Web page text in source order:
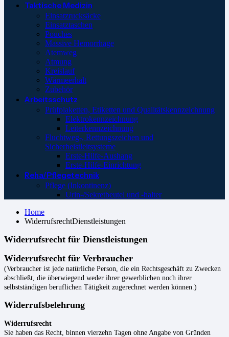
Taktische Medizin
Einsatzrucksäcke
Einsatztaschen
Pouches
Massive Hemorrhage
Atemweg
Atmung
Kreislauf
Wärmeerhalt
Zubehör
Arbeitsschutz
Prüfplaketten, Etiketten und Qualitätskennzeichnung
Elektrokennzeichnung
Leiterkennzeichnung
Fluchtweg-, Rettungszeichen und
Sicherheistleitsysteme
Erste-Hilfe-Aushang
Erste-Hilfe-Einrichtung
Reha/Pflegetechnik
Pflege (Inkontinenz)
Urin-/Sekretbeutel und -halter
Home
WiderrufsrechtDienstleistungen
WiderrufsrechtDienstleistungen
Widerrufsrecht für Dienstleistungen
Widerrufsrecht für Verbraucher
(Verbraucher ist jede natürliche Person, die ein Rechtsgeschäft zu Zwecken
abschließt, die überwiegend weder ihrer gewerblichen noch ihrer
selbstständigen beruflichen Tätigkeit zugerechnet werden können.)
Widerrufsbelehrung
Widerrufsrecht
Sie haben das Recht, binnen vierzehn Tagen ohne Angabe von Gründen